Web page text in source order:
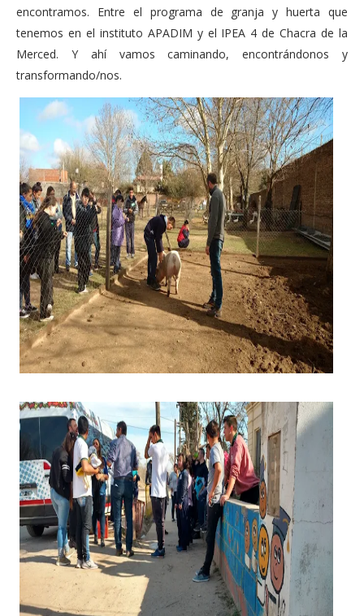
encontramos. Entre el programa de granja y huerta que
tenemos en el instituto APADIM y el IPEA 4 de Chacra de la
Merced. Y ahí vamos caminando, encontrándonos y
transformando/nos.